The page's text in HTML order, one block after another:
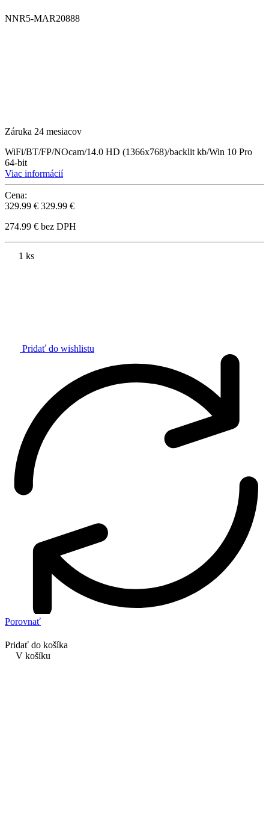
NNR5-MAR20888
Záruka 24 mesiacov
WiFi/BT/FP/NOcam/14.0 HD (1366x768)/backlit kb/Win 10 Pro
64-bit
Viac informácií
Cena:
329.99 € 329.99 €
274.99 € bez DPH
1 ks
Pridať do wishlistu
Porovnať
Pridať do košíka
V košíku